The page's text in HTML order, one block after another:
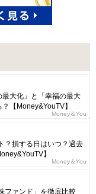
最大化」と「幸福の最大
【Money&YouTV】
Money＆You
？損する日はいつ？過去
】
Money＆You
ファンド」を徹底比較